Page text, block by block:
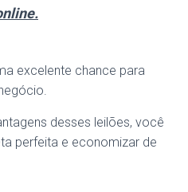
excelente chance para
desses leilões, você
perfeita e economizar de